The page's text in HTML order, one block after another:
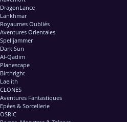
DragonLance
Lankhmar
Royaumes Oubliés
Aventures Orientales
Spelljammer
Dark Sun
Al-Qadim
Planescape
Birthright
Laelith
CLONES
Aventures Fantastiques
Epées & Sorcellerie
OSRIC